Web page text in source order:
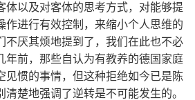
体以及对客体的思考方式，对能够提
作进行有效控制，来缩小个人思维的
厌其烦地提到了，我们在此也不必
年前，那些自认为有教养的德国家庭
见惯的事情，但这种拒绝如今已是陈
楚地强调了逆转是不可能发生的。